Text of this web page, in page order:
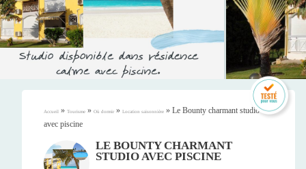
Accueil » Tourisme » Où dormir » Location saisonnière » Le Bounty charmant studio
avec piscine
LE BOUNTY CHARMANT
STUDIO AVEC PISCINE